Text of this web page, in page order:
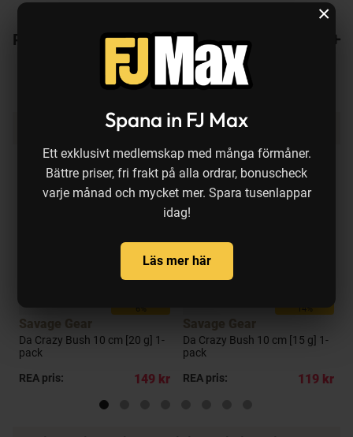
Spana in FJ Max
Ett exklusivt medlemskap med många förmåner.
Bättre priser, fri frakt på alla ordrar, bonuscheck
varje månad och mycket mer. Spara tusenlappar
idag!
Läs mer här
×
Recensioner
Produkten köps ofta ihop med:
6%
Savage Gear
Da Crazy Bush 10 cm [20 g] 1-
pack
REA pris:
149 kr
14%
Savage Gear
Da Crazy Bush 10 cm [15 g] 1-
pack
REA pris:
119 kr